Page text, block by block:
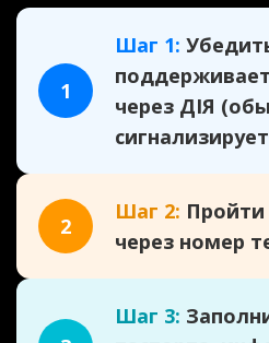
1
Шаг 1:
через ДІЯ
2
Шаг 2:
через номер
Шаг 3: